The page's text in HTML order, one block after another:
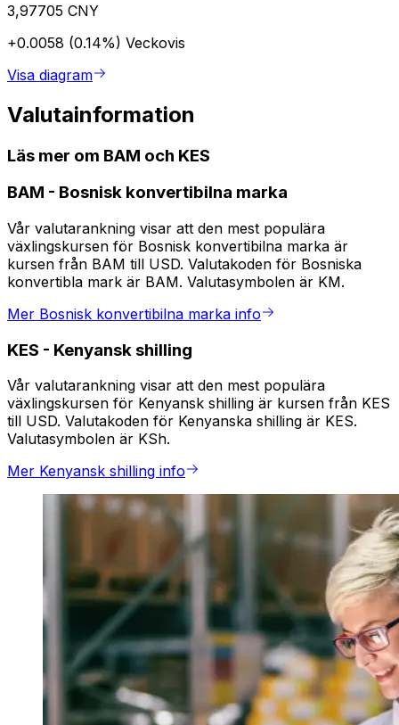
3,97705 CNY
+0.0058 (0.14%) Veckovis
Visa diagram
Valutainformation
Läs mer om BAM och KES
BAM - Bosnisk konvertibilna marka
Vår valutarankning visar att den mest populära
växlingskursen för Bosnisk konvertibilna marka är
kursen från BAM till USD. Valutakoden för Bosniska
konvertibla mark är BAM. Valutasymbolen är KM.
Mer Bosnisk konvertibilna marka info
KES - Kenyansk shilling
Vår valutarankning visar att den mest populära
växlingskursen för Kenyansk shilling är kursen från KES
till USD. Valutakoden för Kenyanska shilling är KES.
Valutasymbolen är KSh.
Mer Kenyansk shilling info